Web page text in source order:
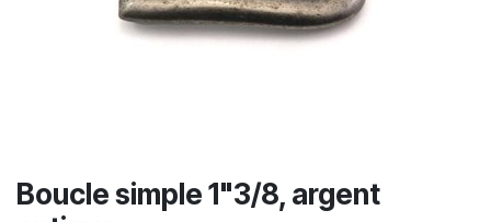
Boucle simple 1"3/8, argent